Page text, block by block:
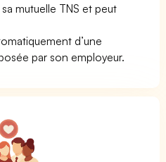
mutuelle TNS et peut
d’une
par son employeur.